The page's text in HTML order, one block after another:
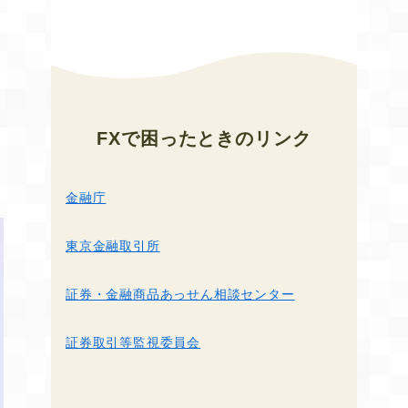
FXで困ったときのリンク
金融庁
東京金融取引所
証券・金融商品あっせん相談センター
証券取引等監視委員会